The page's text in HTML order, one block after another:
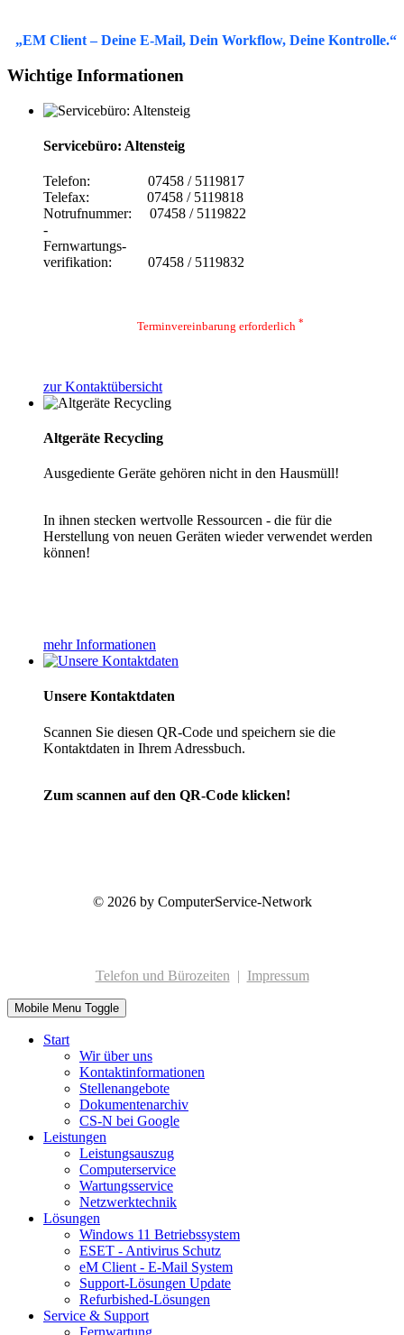
„EM Client – Deine E-Mail, Dein Workflow, Deine Kontrolle.“
Wichtige Informationen
Servicebüro: Altensteig
Telefon: 07458 / 5119817
Telefax: 07458 / 5119818
Notrufnummer: 07458 / 5119822
-
Fernwartungs-
verifikation: 07458 / 5119832
Terminvereinbarung erforderlich *
zur Kontaktübersicht
Altgeräte Recycling
Ausgediente Geräte gehören nicht in den Hausmüll!
In ihnen stecken wertvolle Ressourcen - die für die
Herstellung von neuen Geräten wieder verwendet werden
können!
mehr Informationen
Unsere Kontaktdaten
Scannen Sie diesen QR-Code und speichern sie die
Kontaktdaten in Ihrem Adressbuch.
Zum scannen auf den QR-Code klicken!
© 2026 by ComputerService-Network
Telefon und Bürozeiten | Impressum
Mobile Menu Toggle
Start
Wir über uns
Kontaktinformationen
Stellenangebote
Dokumentenarchiv
CS-N bei Google
Leistungen
Leistungsauszug
Computerservice
Wartungsservice
Netzwerktechnik
Lösungen
Windows 11 Betriebssystem
ESET - Antivirus Schutz
eM Client - E-Mail System
Support-Lösungen Update
Refurbished-Lösungen
Service & Support
Fernwartung